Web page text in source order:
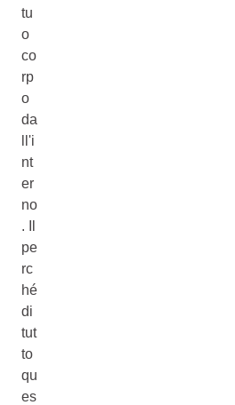
tu
o
co
rp
o
da
ll'i
nt
er
no
. Il
pe
rc
hé
di
tut
to
qu
es